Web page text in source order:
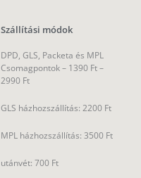
Szállítási módok
DPD, GLS, Packeta és MPL
Csomagpontok – 1390 Ft –
2990 Ft
GLS házhozszállítás: 2200 Ft
MPL házhozszállítás: 3500 Ft
utánvét: 700 Ft